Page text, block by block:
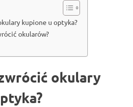
kupione u optyka?
okularów?
okulary